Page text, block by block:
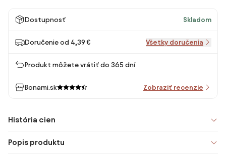
Dostupnosť Skladom
Doručenie od 4,39 € Všetky doručenia
Produkt môžete vrátiť do 365 dní
Bonami.sk Zobraziť recenzie
História cien
Popis produktu